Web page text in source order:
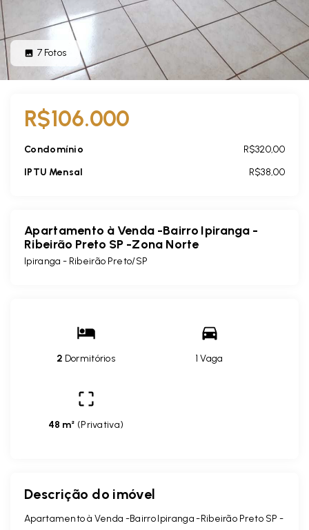
7 Fotos
R$106.000
Condomínio
R$320,00
IPTU Mensal
R$38,00
Apartamento à Venda -Bairro Ipiranga -
Ribeirão Preto SP -Zona Norte
Ipiranga - Ribeirão Preto/SP
2 Dormitórios 1 Vaga
48 m² (Privativa)
Descrição do imóvel
Apartamento à Venda -Bairro Ipiranga -Ribeirão Preto SP -